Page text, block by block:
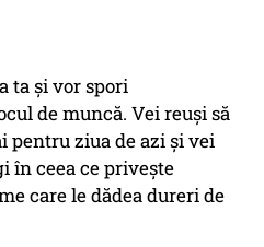
ta și vor spori
de muncă. Vei reuși să
pentru ziua de azi și vei
în ceea ce privește
care le dădea dureri de